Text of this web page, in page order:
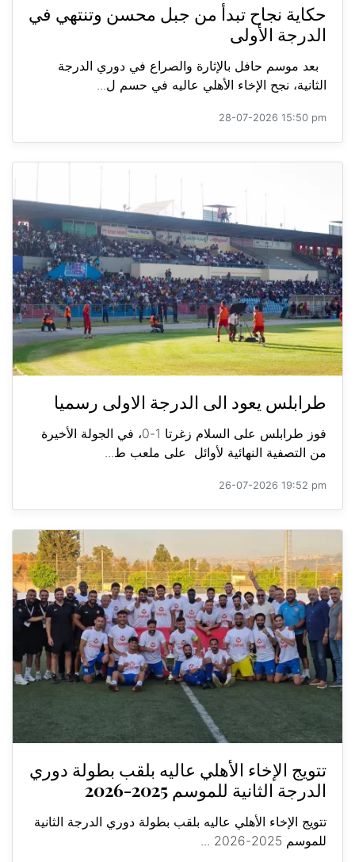
حكاية نجاح تبدأ من جبل محسن وتنتهي في
الدرجة الأولى
بعد موسم حافل بالإثارة والصراع في دوري الدرجة
الثانية، نجح الإخاء الأهلي عاليه في حسم ل...
28-07-2026 15:50 pm
طرابلس يعود الى الدرجة الاولى رسميا
فوز طرابلس على السلام زغرتا 1-0، في الجولة الأخيرة
من التصفية النهائية لأوائل على ملعب ط...
26-07-2026 19:52 pm
تتويج الإخاء الأهلي عاليه بلقب بطولة دوري
الدرجة الثانية للموسم 2025-2026
تتويج الإخاء الأهلي عاليه بلقب بطولة دوري الدرجة الثانية
للموسم 2025-2026 ...